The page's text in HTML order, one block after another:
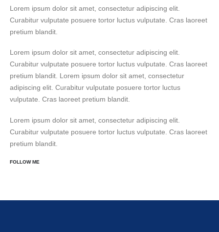
Lorem ipsum dolor sit amet, consectetur adipiscing elit.
Curabitur vulputate posuere tortor luctus vulputate. Cras laoreet
pretium blandit.
Lorem ipsum dolor sit amet, consectetur adipiscing elit.
Curabitur vulputate posuere tortor luctus vulputate. Cras laoreet
pretium blandit. Lorem ipsum dolor sit amet, consectetur
adipiscing elit. Curabitur vulputate posuere tortor luctus
vulputate. Cras laoreet pretium blandit.
Lorem ipsum dolor sit amet, consectetur adipiscing elit.
Curabitur vulputate posuere tortor luctus vulputate. Cras laoreet
pretium blandit.
FOLLOW ME